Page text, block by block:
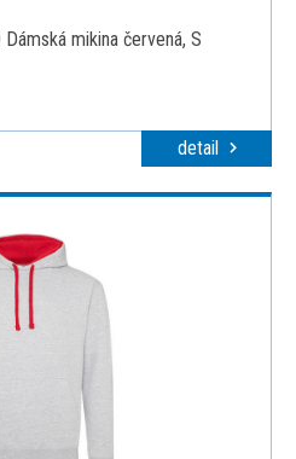
Dámská mikina červená, S
detail